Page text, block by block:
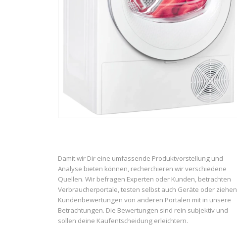
Damit wir Dir eine umfassende Produktvorstellung und
Analyse bieten können, recherchieren wir verschiedene
Quellen. Wir befragen Experten oder Kunden, betrachten
Verbraucherportale, testen selbst auch Geräte oder ziehen
Kundenbewertungen von anderen Portalen mit in unsere
Betrachtungen. Die Bewertungen sind rein subjektiv und
sollen deine Kaufentscheidung erleichtern.